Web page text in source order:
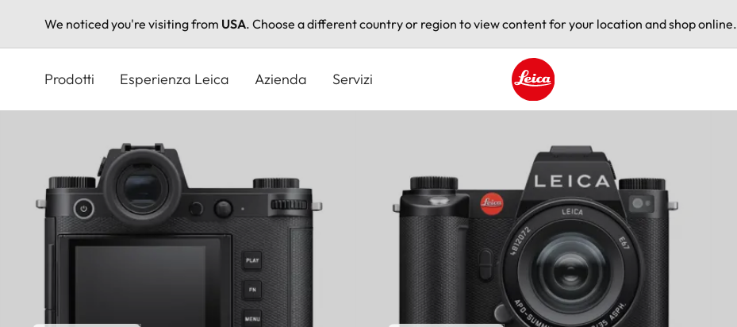
We noticed you're visiting from USA. Choose a different country or region to view content for your location and shop online.
principale
Prodotti Esperienza Leica Azienda Servizi
Leica logo - Home